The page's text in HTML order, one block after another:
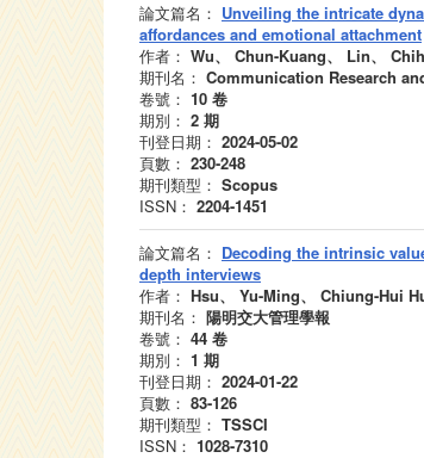
論文篇名： Unveiling the intricate
affordances and emotional attachment
作者： Wu、 Chun-Kuang、 Lin、
期刊名： Communication Research
卷號： 10 卷
期別： 2 期
刊登日期： 2024-05-02
頁數： 230-248
期刊類型： Scopus
ISSN： 2204-1451
論文篇名： Decoding the intrinsic
depth interviews
作者： Hsu、 Yu-Ming、 Chiung-Hui
期刊名： 陽明交大管理學報
卷號： 44 卷
期別： 1 期
刊登日期： 2024-01-22
頁數： 83-126
期刊類型： TSSCI
ISSN： 1028-7310